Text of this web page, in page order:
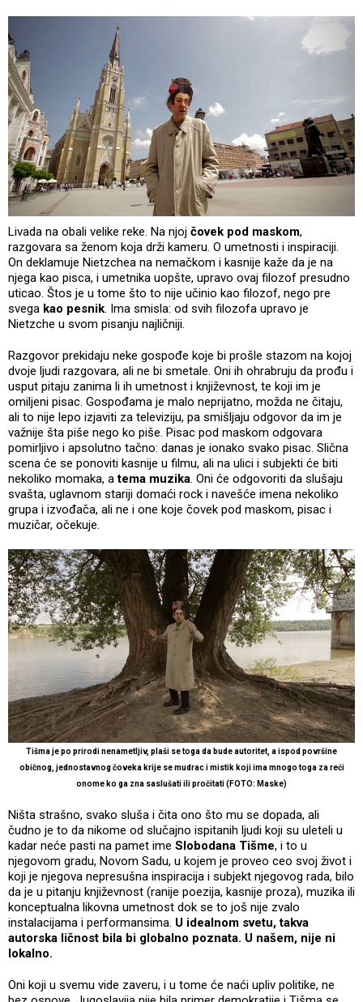
Livada na obali velike reke. Na njoj čovek pod maskom,
razgovara sa ženom koja drži kameru. O umetnosti i inspiraciji.
On deklamuje Nietzchea na nemačkom i kasnije kaže da je na
njega kao pisca, i umetnika uopšte, upravo ovaj filozof presudno
uticao. Štos je u tome što to nije učinio kao filozof, nego pre
svega kao pesnik. Ima smisla: od svih filozofa upravo je
Nietzche u svom pisanju najličniji.
Razgovor prekidaju neke gospođe koje bi prošle stazom na kojoj
dvoje ljudi razgovara, ali ne bi smetale. Oni ih ohrabruju da prođu i
usput pitaju zanima li ih umetnost i književnost, te koji im je
omiljeni pisac. Gospođama je malo neprijatno, možda ne čitaju,
ali to nije lepo izjaviti za televiziju, pa smišljaju odgovor da im je
važnije šta piše nego ko piše. Pisac pod maskom odgovara
pomirljivo i apsolutno tačno: danas je ionako svako pisac. Slična
scena će se ponoviti kasnije u filmu, ali na ulici i subjekti će biti
nekoliko momaka, atema muzika. Oni će odgovoriti da slušaju
svašta, uglavnom stariji domaći rock i navešće imena nekoliko
grupa i izvođača, ali ne i one koje čovek pod maskom, pisac i
muzičar, očekuje.
Tišma je po prirodi nenametljiv, plaši se toga da bude autoritet, a ispod površine
običnog, jednostavnog čoveka krije se mudrac i mistik koji ima mnogo toga za reći
onome ko ga zna saslušati ili pročitati (FOTO: Maske)
Ništa strašno, svako sluša i čita ono što mu se dopada, ali
čudno je to da nikome od slučajno ispitanih ljudi koji su uleteli u
kadar neće pasti na pamet ime Slobodana Tišme, i to u
njegovom gradu, Novom Sadu, u kojem je proveo ceo svoj život i
koji je njegova nepresušna inspiracija i subjekt njegovog rada, bilo
da je u pitanju književnost (ranije poezija, kasnije proza), muzika ili
konceptualna likovna umetnost dok se to još nije zvalo
instalacijama i performansima. U idealnom svetu, takva
autorska ličnost bila bi globalno poznata. U našem, nije ni
lokalno.
Oni koji u svemu vide zaveru, i u tome će naći upliv politike, ne